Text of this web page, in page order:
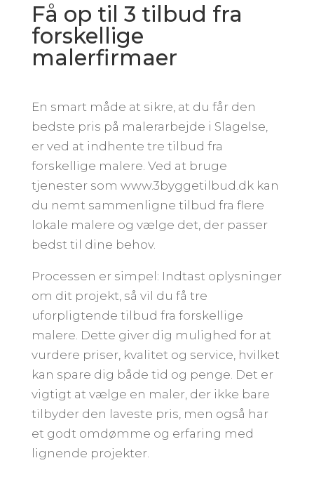
Få op til 3 tilbud fra
forskellige
malerfirmaer
En smart måde at sikre, at du får den
bedste pris på malerarbejde i Slagelse,
er ved at indhente tre tilbud fra
forskellige malere. Ved at bruge
tjenester som www.3byggetilbud.dk kan
du nemt sammenligne tilbud fra flere
lokale malere og vælge det, der passer
bedst til dine behov.
Processen er simpel: Indtast oplysninger
om dit projekt, så vil du få tre
uforpligtende tilbud fra forskellige
malere. Dette giver dig mulighed for at
vurdere priser, kvalitet og service, hvilket
kan spare dig både tid og penge. Det er
vigtigt at vælge en maler, der ikke bare
tilbyder den laveste pris, men også har
et godt omdømme og erfaring med
lignende projekter.